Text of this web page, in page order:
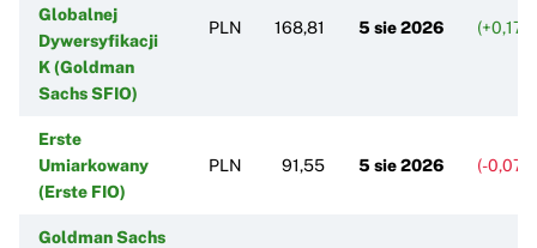
Globalnej
Dywersyfikacji
K (Goldman
Sachs SFIO)
PLN 168,81 5 sie 2026
Erste
Umiarkowany
(Erste FIO)
PLN 91,55 5 sie 2026 (-
Goldman Sachs